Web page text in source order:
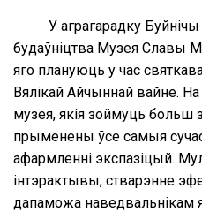
У аграгарадку
будаўніцтва Музея Славы
яго плануюць у час
Вялікай Айчыннай вайне.
музея, якія зоймуць больш
прыменены ўсе самыя
афармленні экспазіцый.
інтэрактывы, стварэнне
дапаможа наведвальнікам